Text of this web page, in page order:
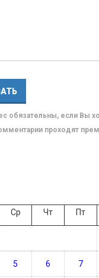
обязательны, если Вы
проходят
Ср Чт Пт
5 6 7